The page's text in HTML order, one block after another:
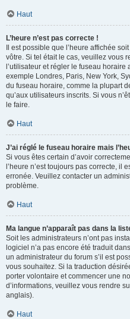
Haut
L’heure n’est pas correcte !
Il est possible que l’heure affichée
vôtre. Si tel était le cas, veuillez vous
l’utilisateur et régler le fuseau
exemple Londres, Paris, New York,
du fuseau horaire, comme la plupart
qu’aux utilisateurs inscrits. Si vous
le faire.
Haut
J’ai réglé le fuseau horaire mais
Si vous êtes certain d’avoir
l’heure n’est toujours pas correcte, il
erronée. Veuillez contacter un
problème.
Haut
Ma langue n’apparaît pas dans la
Soit les administrateurs n’ont pas
logiciel n’a pas encore été traduit
un administrateur du forum s’il est
vous souhaitez. Si la traduction
porter volontaire et commencer une
d’informations, veuillez vous rendre
anglais).
Haut